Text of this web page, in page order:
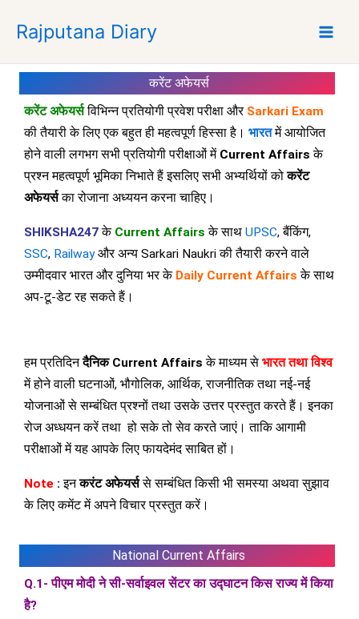
content
Rajputana Diary
करेंट अफेयर्स
करेंट अफेयर्सविभिन्न प्रतियोगी प्रवेश परीक्षा और Sarkari Exam
की तैयारी के लिए एक बहुत ही महत्वपूर्ण हिस्सा है। भारत में आयोजित
होने वाली लगभग सभी प्रतियोगी परीक्षाओं में Current Affairs के
प्रश्न महत्वपूर्ण भूमिका निभाते हैं इसलिए सभी अभ्यर्थियों कोकरेंट
अफेयर्सका रोजाना अध्ययन करना चाहिए।
SHIKSHA247केCurrent Affairsके साथ UPSC, बैंकिंग,
SSC, Railwayऔर अन्य Sarkari Naukri की तैयारी करने वाले
उम्मीदवार भारत और दुनिया भर के Daily Current Affairs के साथ
अप-टू-डेट रह सकते हैं।
हम प्रतिदिनदैनिक Current Affairs के माध्यम से भारत तथा विश्व
में होने वाली घटनाओं, भौगोलिक, आर्थिक, राजनीतिक तथा नई-नई
योजनाओं से सम्बंधित प्रश्नों तथा उसके उत्तर प्रस्तुत करते हैं। इनका
रोज अध्धयन करें तथा हो सके तो सेव करते जाएं। ताकि आगामी
परीक्षाओं में यह आपके लिए फायदेमंद साबित हों।
Note : इनकरंट अफेयर्ससे सम्बंधित किसी भी समस्या अथवा सुझाव
के लिए कमेंट में अपने विचार प्रस्तुत करें।
National Current Affairs
Q.1- पीएम मोदी ने सी-सर्वाइवल सेंटर का उद्घाटन किस राज्य में किया
है?